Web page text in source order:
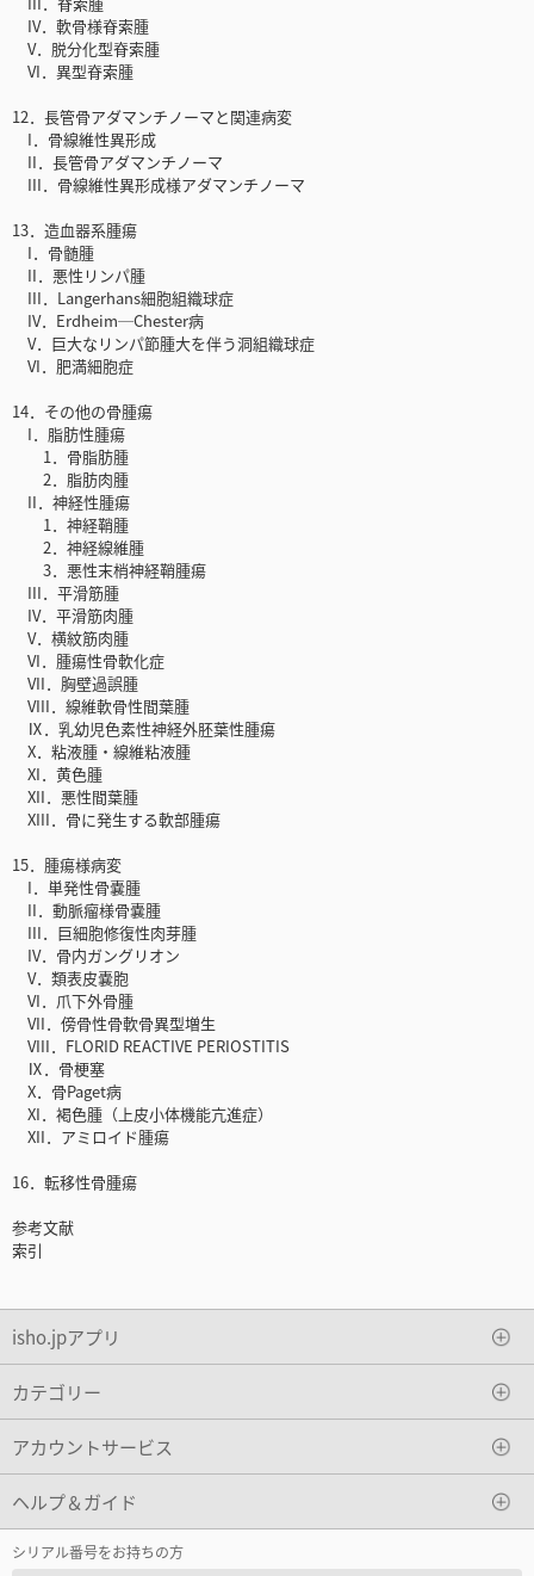
IV．軟骨様脊索腫
V．脱分化型脊索腫
VI．異型脊索腫
12．長管骨アダマンチノーマと関連病変
I．骨線維性異形成
II．長管骨アダマンチノーマ
III．骨線維性異形成様アダマンチノーマ
13．造血器系腫瘍
I．骨髄腫
II．悪性リンパ腫
III．Langerhans細胞組織球症
IV．Erdheim─Chester病
V．巨大なリンパ節腫大を伴う洞組織球症
VI．肥満細胞症
14．その他の骨腫瘍
I．脂肪性腫瘍
1．骨脂肪腫
2．脂肪肉腫
II．神経性腫瘍
1．神経鞘腫
2．神経線維腫
3．悪性末梢神経鞘腫瘍
III．平滑筋腫
IV．平滑筋肉腫
V．横紋筋肉腫
VI．腫瘍性骨軟化症
VII．胸壁過誤腫
VIII．線維軟骨性間葉腫
Ⅸ．乳幼児色素性神経外胚葉性腫瘍
X．粘液腫・線維粘液腫
XI．黄色腫
XII．悪性間葉腫
XIII．骨に発生する軟部腫瘍
15．腫瘍様病変
I．単発性骨嚢腫
II．動脈瘤様骨嚢腫
III．巨細胞修復性肉芽腫
IV．骨内ガングリオン
V．類表皮嚢胞
VI．爪下外骨腫
VII．傍骨性骨軟骨異型増生
VIII．FLORID REACTIVE PERIOSTITIS
Ⅸ．骨梗塞
X．骨Paget病
XI．褐色腫（上皮小体機能亢進症）
XII．アミロイド腫瘍
16．転移性骨腫瘍
参考文献
索引
isho.jpアプリ
カテゴリー
アカウントサービス
ヘルプ＆ガイド
シリアル番号をお持ちの方